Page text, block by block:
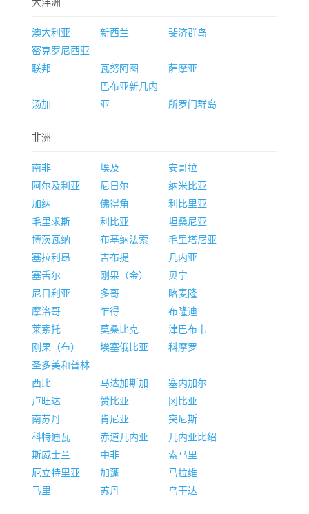
澳大利亚 新西兰
斐济群岛
密克罗尼西亚
联邦
瓦努阿图 萨摩亚
汤加
巴布亚新几内
亚
所罗门群岛
非洲
南非 埃及
安哥拉
阿尔及利亚
尼日尔
纳米比亚
加纳
佛得角
利比里亚
毛里求斯
利比亚
坦桑尼亚
博茨瓦纳
布基纳法索
毛里塔尼亚
塞拉利昂
吉布提
几内亚
塞舌尔
刚果（金）
贝宁
尼日利亚
多哥
喀麦隆
摩洛哥
乍得
布隆迪
莱索托
莫桑比克
津巴布韦
刚果（布）
埃塞俄比亚
科摩罗
圣多美和普林
西比
马达加斯加
塞内加尔
卢旺达
赞比亚
冈比亚
南苏丹
肯尼亚
突尼斯
科特迪瓦
赤道几内亚
几内亚比绍
斯威士兰
中非
索马里
厄立特里亚
加蓬
马拉维
马里
苏丹 乌干达